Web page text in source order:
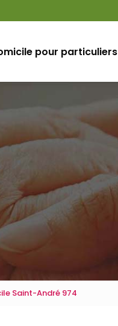
pour particuliers
Saint-André 974